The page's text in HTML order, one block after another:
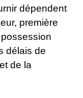
dépendent
première
délais de
de la